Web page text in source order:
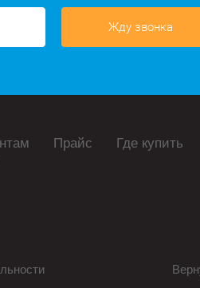
Жду звонка
Прайс Где купить